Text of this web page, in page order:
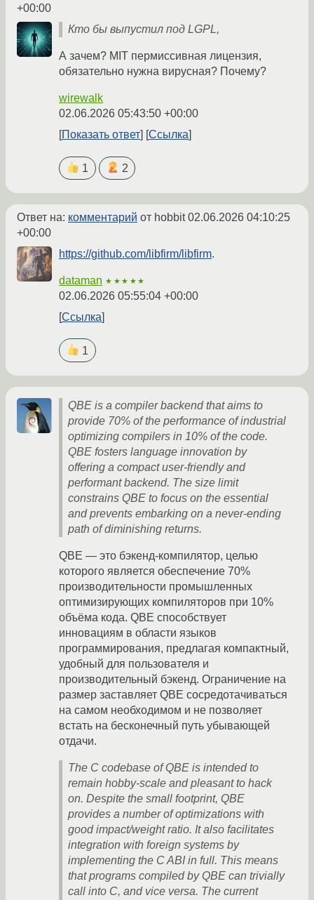
+00:00
Кто бы выпустил под LGPL,
А зачем? MIT пермиссивная лицензия,
обязательно нужна вирусная? Почему?
wirewalk
02.06.2026 05:43:50 +00:00
Показать ответ
Ссылка
1 2
Ответ на: комментарий от hobbit02.06.2026 04:10:25
+00:00
https://github.com/libfirm/libfirm.
dataman ★★★★★
02.06.2026 05:55:04 +00:00
Ссылка
1
QBE is a compiler backend that aims to
provide 70% of the performance of industrial
optimizing compilers in 10% of the code.
QBE fosters language innovation by
offering a compact user-friendly and
performant backend. The size limit
constrains QBE to focus on the essential
and prevents embarking on a never-ending
path of diminishing returns.
QBE — это бэкенд-компилятор, целью
которого является обеспечение 70%
производительности промышленных
оптимизирующих компиляторов при 10%
объёма кода. QBE способствует
инновациям в области языков
программирования, предлагая компактный,
удобный для пользователя и
производительный бэкенд. Ограничение на
размер заставляет QBE сосредотачиваться
на самом необходимом и не позволяет
встать на бесконечный путь убывающей
отдачи.
The C codebase of QBE is intended to
remain hobby-scale and pleasant to hack
on. Despite the small footprint, QBE
provides a number of optimizations with
good impact/weight ratio. It also facilitates
integration with foreign systems by
implementing the C ABI in full. This means
that programs compiled by QBE can trivially
call into C, and vice versa. The current